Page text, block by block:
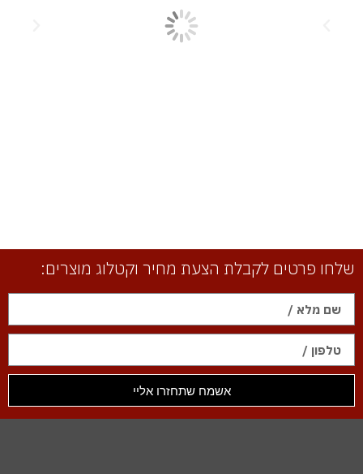
שלחו פרטים לקבלת הצעת מחיר וקטלוג מוצרים:
אשמח שתחזרו אליי